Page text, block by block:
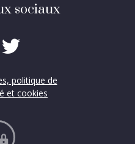
sociaux
politique de
et cookies